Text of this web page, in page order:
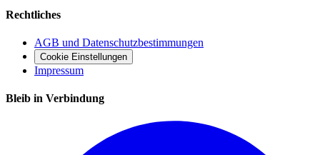
Rechtliches
AGB und Datenschutzbestimmungen
Cookie Einstellungen
Impressum
Bleib in Verbindung